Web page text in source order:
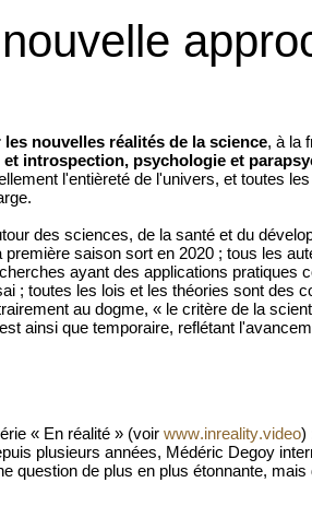
les nouvelles réalités de la science, à la
et introspection, psychologie et
l'entièreté de l'univers, et toutes
des sciences, de la santé et du
saison sort en 2020 ; tous les
ayant des applications pratiques
; toutes les lois et les théories sont des
au dogme, « le critère de la
ainsi que temporaire, reflétant
« En réalité » (voirwww.inreality.video)
plusieurs années, Médéric Degoy
de plus en plus étonnante,